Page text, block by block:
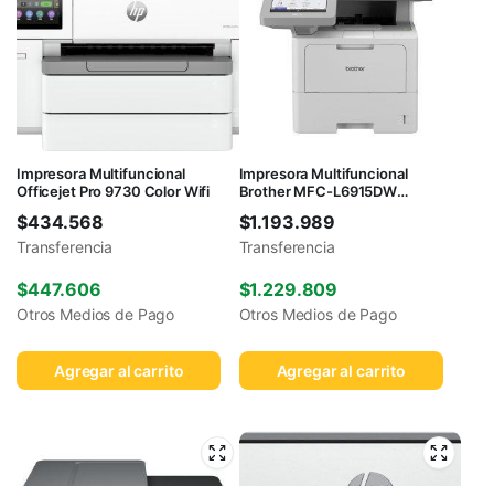
Impresora Multifuncional
Officejet Pro 9730 Color Wifi
$434.568
Transferencia
$447.606
Otros Medios de Pago
Agregar al carrito
Impresora Multifuncional
Brother MFC-L6915DW
$1.193.989
Transferencia
$1.229.809
Otros Medios de Pago
Agregar al carrito